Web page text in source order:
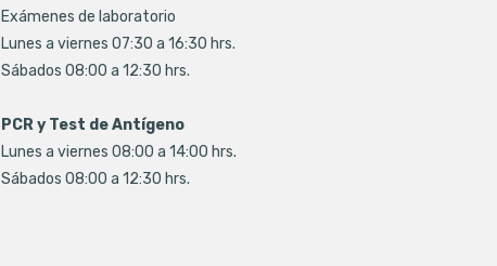
Exámenes de laboratorio
Lunes a viernes 07:30 a 16:30 hrs.
Sábados 08:00 a 12:30 hrs.
PCR y Test de Antígeno
Lunes a viernes 08:00 a 14:00 hrs.
Sábados 08:00 a 12:30 hrs.